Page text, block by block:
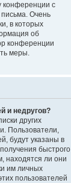
конференции с
Очень
в которых
об
конференции
меры.
и недругов?
других
Пользователи,
будут указаны в
быстрого
находятся ли они
им личных
пользователей